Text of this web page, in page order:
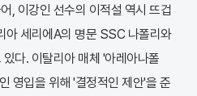
, 이강인 선수의 이적설 역시 뜨겁
아 세리에A의 명문 SSC 나폴리와
다. 이탈리아 매체 '아레아나폴
영입을 위해 '결정적인 제안'을 준